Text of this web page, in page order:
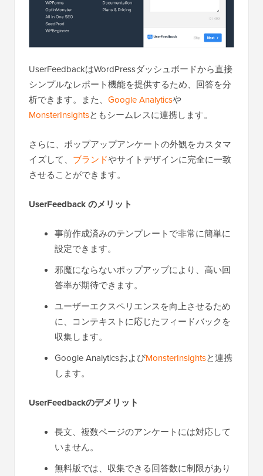
UserFeedbackはWordPressダッシュボードから直接
シンプルなレポート機能を提供するため、回答を分
析できます。また、 Google Analyticsや
MonsterInsightsともシームレスに連携します。
さらに、ポップアップアンケートの外観をカスタマ
イズして、 ブランドやサイトデザインに完全に一致
させることができます。
UserFeedback のメリット
事前作成済みのテンプレートで非常に簡単に
設定できます。
邪魔にならないポップアップにより、高い回
答率が期待できます。
ユーザーエクスペリエンスを向上させるため
に、コンテキストに応じたフィードバックを
収集します。
Google AnalyticsおよびMonsterInsightsと連携
します。
UserFeedbackのデメリット
長文、複数ページのアンケートには対応して
いません。
無料版では、収集できる回答数に制限があり